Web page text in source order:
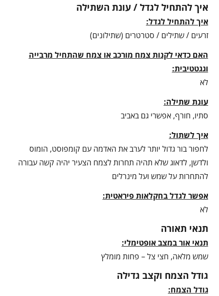
איך להתחיל לגדל / עונת השתילה
איך להתחיל לגדל:
זרעים / שתילים / סטרטרים (שתילונים)
האם כדאי לקנות צמח מורכב או צמח שהתחיל מרבייה
וגגטטיבית:
לא
עונת שתילה:
סתיו, חורף, אפשרי גם באביב
איך לשתול:
לחפור בור גדול יותר לערב את האדמה עם קומפוסט, הומוס
ולדשן, לדאוג שלא תהיה תחרות לצמח הצעיר יהיה קשה עבורה
להתחרות על שמש ועל מינרלים
אפשר לגדל בחקלאות פיראטית:
לא
תנאי תאורה
תנאי אור במצב אופטימלי:
שמש מלאה, חצי צל – פחות מומלץ
גודל הצמח וקצב גדילה
גודל הצמח: